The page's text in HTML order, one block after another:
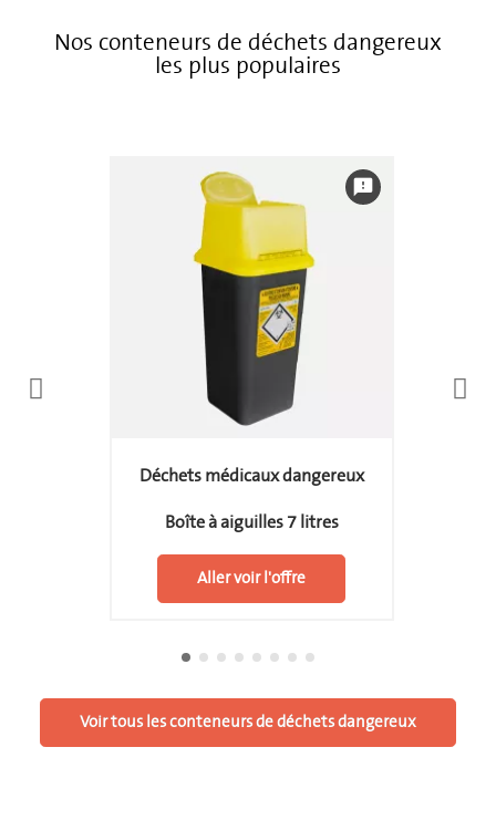
Nos conteneurs de déchets dangereux
les plus populaires
feedback
Déchets médicaux dangereux
Boîte à aiguilles 7 litres
Aller voir l'offre
Voir tous les conteneurs de déchets dangereux